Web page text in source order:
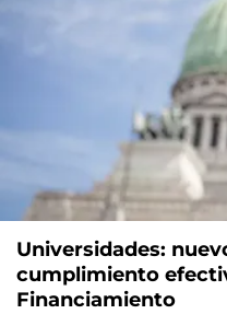
Universidades:
cumplimiento
Financiamiento